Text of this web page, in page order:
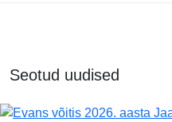
Seotud uudised